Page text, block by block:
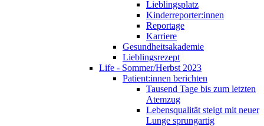
Lieblingsplatz
Kinderreporter:innen
Reportage
Karriere
Gesundheitsakademie
Lieblingsrezept
Life - Sommer/Herbst 2023
Patient:innen berichten
Tausend Tage bis zum letzten
Atemzug
Lebensqualität steigt mit neuer
Lunge sprungartig